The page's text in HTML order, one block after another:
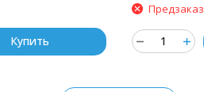
Купить
Предзаказ